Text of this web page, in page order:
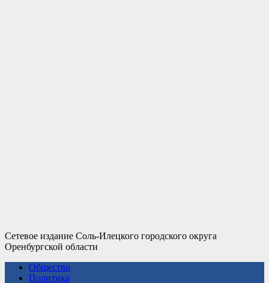
Сетевое издание Соль-Илецкого городского округа
Оренбургской области
Общество
Политика